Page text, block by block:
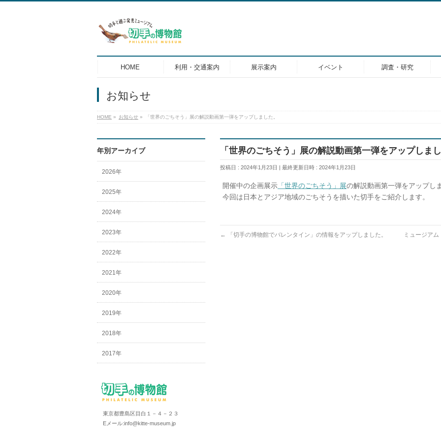
HOME 利用・交通案内 展示案内 イベント 調査・研究
お知らせ
HOME » お知らせ » 「世界のごちそう」展の解説動画第一弾をアップしました。
「世界のごちそう」展の解説動画第一弾をアップしまし
投稿日 : 2024年1月23日 最終更新日時 : 2024年1月23日
開催中の企画展示 「世界のごちそう」展の解説動画第一弾をアップし
今回は日本とアジア地域のごちそうを描いた切手をご紹介します。
← 「切手の博物館でバレンタイン」の情報をアップしました。 ミュージア
年別アーカイブ
2026年
2025年
2024年
2023年
2022年
2021年
2020年
2019年
2018年
2017年
東京都豊島区目白１－４－２３
Eメール:info@kitte-museum.jp